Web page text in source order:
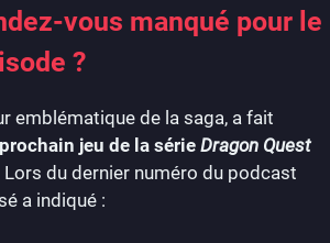
vous manqué pour le
?
emblématique de la saga, a fait
jeu de la série Dragon Quest
Lors du dernier numéro du podcast
a indiqué :